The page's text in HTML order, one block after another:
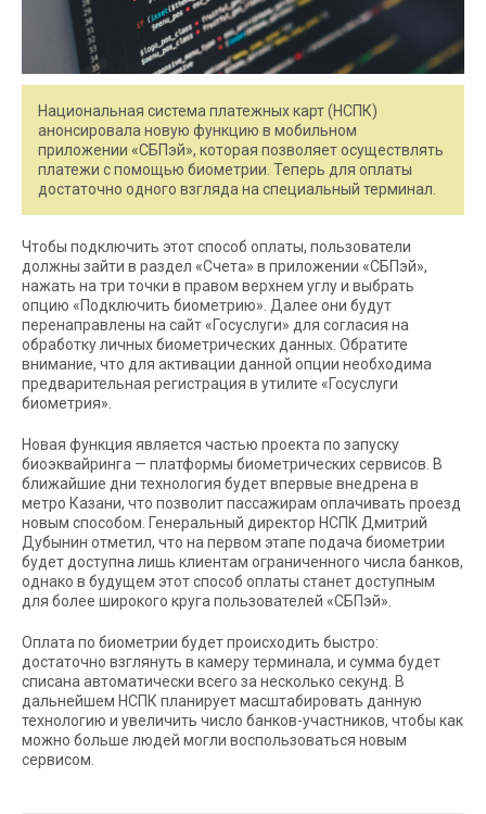
Национальная система платежных карт (НСПК)
анонсировала новую функцию в мобильном
приложении «СБПэй», которая позволяет осуществлять
платежи с помощью биометрии. Теперь для оплаты
достаточно одного взгляда на специальный терминал.
Чтобы подключить этот способ оплаты, пользователи
должны зайти в раздел «Счета» в приложении «СБПэй»,
нажать на три точки в правом верхнем углу и выбрать
опцию «Подключить биометрию». Далее они будут
перенаправлены на сайт «Госуслуги» для согласия на
обработку личных биометрических данных. Обратите
внимание, что для активации данной опции необходима
предварительная регистрация в утилите «Госуслуги
биометрия».
Новая функция является частью проекта по запуску
биоэквайринга — платформы биометрических сервисов. В
ближайшие дни технология будет впервые внедрена в
метро Казани, что позволит пассажирам оплачивать проезд
новым способом. Генеральный директор НСПК Дмитрий
Дубынин отметил, что на первом этапе подача биометрии
будет доступна лишь клиентам ограниченного числа банков,
однако в будущем этот способ оплаты станет доступным
для более широкого круга пользователей «СБПэй».
Оплата по биометрии будет происходить быстро:
достаточно взглянуть в камеру терминала, и сумма будет
списана автоматически всего за несколько секунд. В
дальнейшем НСПК планирует масштабировать данную
технологию и увеличить число банков-участников, чтобы как
можно больше людей могли воспользоваться новым
сервисом.